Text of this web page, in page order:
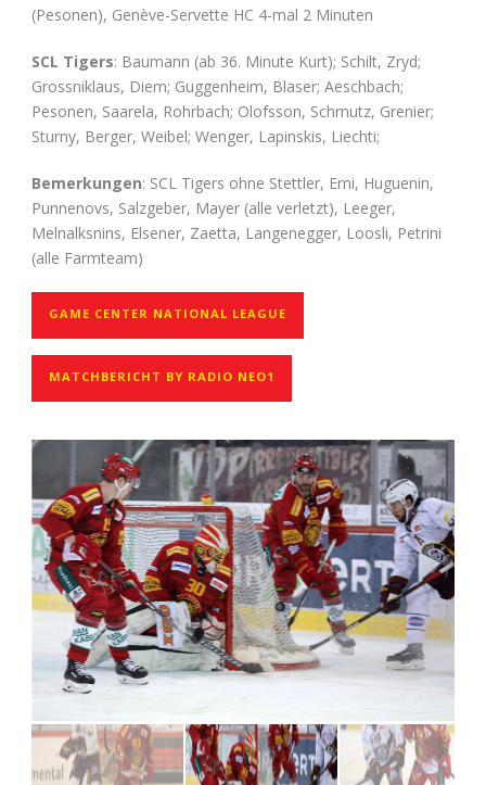
(Pesonen), Genève-Servette HC 4-mal 2 Minuten
SCL Tigers: Baumann (ab 36. Minute Kurt); Schilt, Zryd;
Grossniklaus, Diem; Guggenheim, Blaser; Aeschbach;
Pesonen, Saarela, Rohrbach; Olofsson, Schmutz, Grenier;
Sturny, Berger, Weibel; Wenger, Lapinskis, Liechti;
Bemerkungen: SCL Tigers ohne Stettler, Erni, Huguenin,
Punnenovs, Salzgeber, Mayer (alle verletzt), Leeger,
Melnalksnins, Elsener, Zaetta, Langenegger, Loosli, Petrini
(alle Farmteam)
GAME CENTER NATIONAL LEAGUE
MATCHBERICHT BY RADIO NEO1